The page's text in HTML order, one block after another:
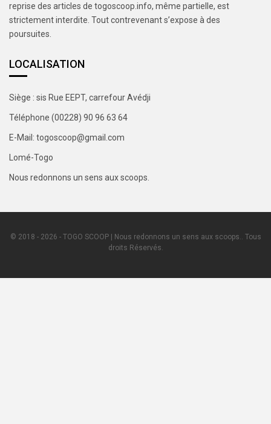
reprise des articles de togoscoop.info, même partielle, est
strictement interdite. Tout contrevenant s’expose à des
poursuites.
LOCALISATION
Siège : sis Rue EEPT, carrefour Avédji
Téléphone (00228) 90 96 63 64
E-Mail: togoscoop@gmail.com
Lomé-Togo
Nous redonnons un sens aux scoops.
© 2018 - 2026 - TOGO SCOOP | Nous redonnons un sens aux scoops.. Tous
droits Réservés.